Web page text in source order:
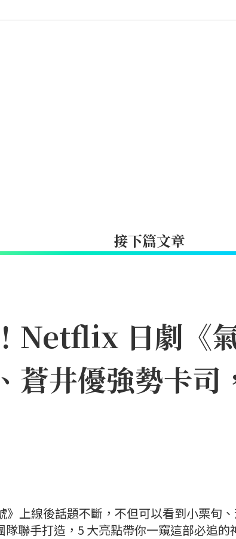
接下篇文章
Netflix 日劇《
蒼井優強勢卡司
上線後話題不斷，不但可以看到小栗旬
聯手打造，5 大亮點帶你一窺這部必追的